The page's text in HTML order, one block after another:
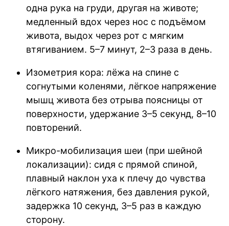
одна рука на груди, другая на животе;
медленный вдох через нос с подъёмом
живота, выдох через рот с мягким
втягиванием. 5–7 минут, 2–3 раза в день.
Изометрия кора: лёжа на спине с
согнутыми коленями, лёгкое напряжение
мышц живота без отрыва поясницы от
поверхности, удержание 3–5 секунд, 8–10
повторений.
Микро-мобилизация шеи (при шейной
локализации): сидя с прямой спиной,
плавный наклон уха к плечу до чувства
лёгкого натяжения, без давления рукой,
задержка 10 секунд, 3–5 раз в каждую
сторону.